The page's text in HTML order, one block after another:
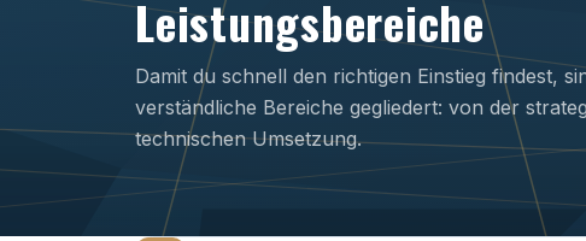
Leistungsbereiche
Damit du schnell den richtigen Einstieg findest,
verständliche Bereiche gegliedert: von der
technischen Umsetzung.